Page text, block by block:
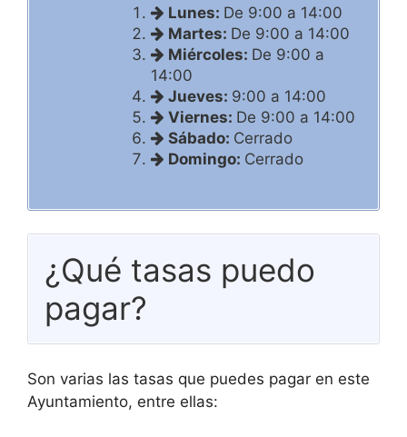
Lunes: De 9:00 a 14:00
Martes: De 9:00 a 14:00
Miércoles: De 9:00 a
14:00
Jueves: 9:00 a 14:00
Viernes: De 9:00 a 14:00
Sábado: Cerrado
Domingo: Cerrado
¿Qué tasas puedo
pagar?
Son varias las tasas que puedes pagar en este
Ayuntamiento, entre ellas: